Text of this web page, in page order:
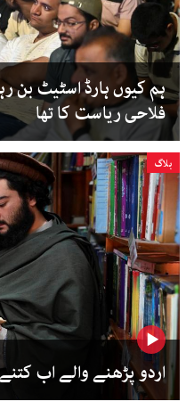
ہم کیوں ہارڈ اسٹیٹ بن
فلاحی ریاست کا تھا
بلاگ
اردو پڑھنے والے اب